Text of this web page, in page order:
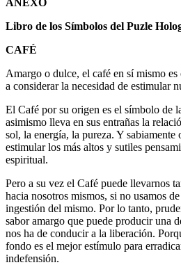
Libro de los Símbolos del Puzle
CAFÉ
Amargo o dulce, el café en sí mismo
a considerar la necesidad de estimular
El Café por su origen es el símbolo de
asimismo lleva en sus entrañas la
sol, la energía, la pureza. Y sabiamente
estimular los más altos y sutiles
espiritual.
Pero a su vez el Café puede llevarnos
hacia nosotros mismos, si no usamos
ingestión del mismo. Por lo tanto,
sabor amargo que puede producir una
nos ha de conducir a la liberación.
fondo es el mejor estímulo para
indefensión.